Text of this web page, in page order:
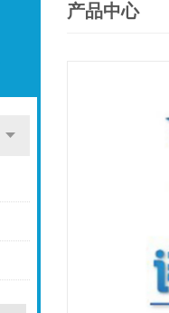
产品中心